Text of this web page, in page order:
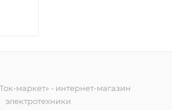
маркет» - интернет-магазин
электротехники